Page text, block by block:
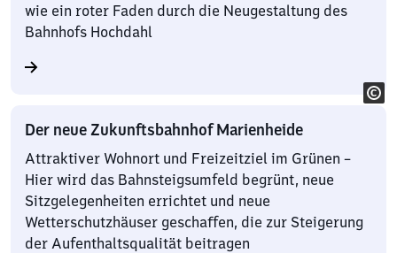
wie ein roter Faden durch die Neugestaltung des
Bahnhofs Hochdahl
Der neue Zukunftsbahnhof Marienheide
Attraktiver Wohnort und Freizeitziel im Grünen –
Hier wird das Bahnsteigsumfeld begrünt, neue
Sitzgelegenheiten errichtet und neue
Wetterschutzhäuser geschaffen, die zur Steigerung
der Aufenthaltsqualität beitragen